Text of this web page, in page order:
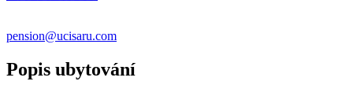
pension@ucisaru.com
Popis ubytování